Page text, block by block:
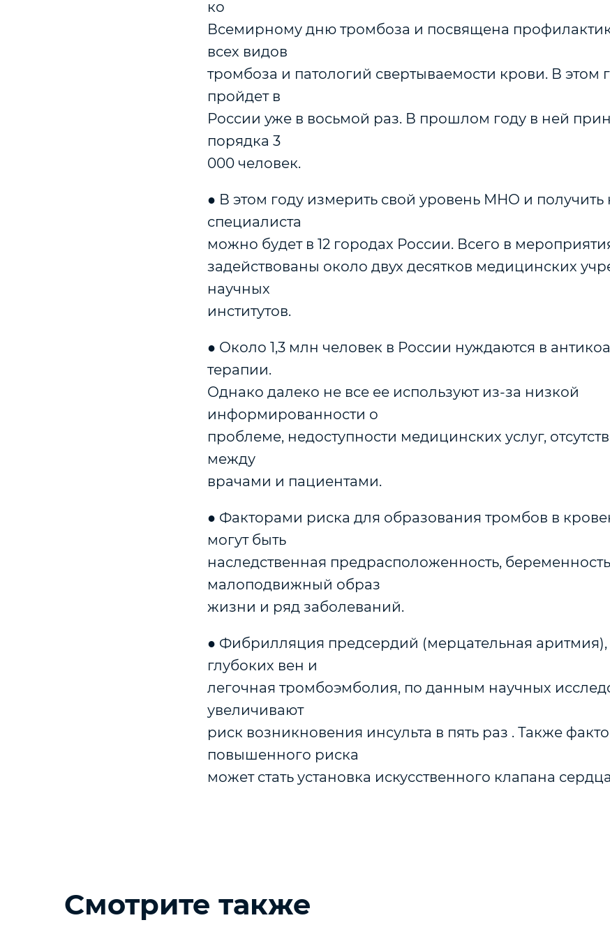
ко
Всемирному дню тромбоза и посвящена
всех видов
тромбоза и патологий свертываемости крови. В этом
пройдет в
России уже в восьмой раз. В прошлом году в ней
порядка 3
000 человек.
● В этом году измерить свой уровень МНО и получить
специалиста
можно будет в 12 городах России. Всего в
задействованы около двух десятков медицинских
научных
институтов.
● Около 1,3 млн человек в России нуждаются в
терапии.
Однако далеко не все ее используют из-за низкой
информированности о
проблеме, недоступности медицинских услуг,
между
врачами и пациентами.
● Факторами риска для образования тромбов в
могут быть
наследственная предрасположенность,
малоподвижный образ
жизни и ряд заболеваний.
● Фибрилляция предсердий (мерцательная аритмия),
глубоких вен и
легочная тромбоэмболия, по данным научных
увеличивают
риск возникновения инсульта в пять раз . Также
повышенного риска
может стать установка искусственного клапана
Смотрите также